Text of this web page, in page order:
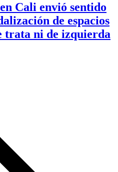
Cali envió sentido
de espacios
trata ni de izquierda